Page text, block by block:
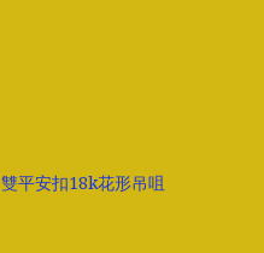
雙平安扣18k花形吊咀